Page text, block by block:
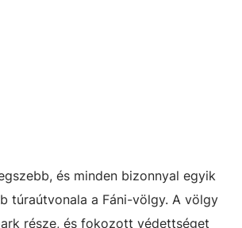
és minden bizonnyal egyik
túraútvonala a Fáni-völgy. A völgy
része, és fokozott védettséget